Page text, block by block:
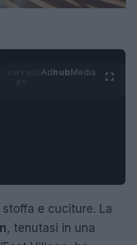
AdhubMedia
e cuciture. La
, tenutasi in una